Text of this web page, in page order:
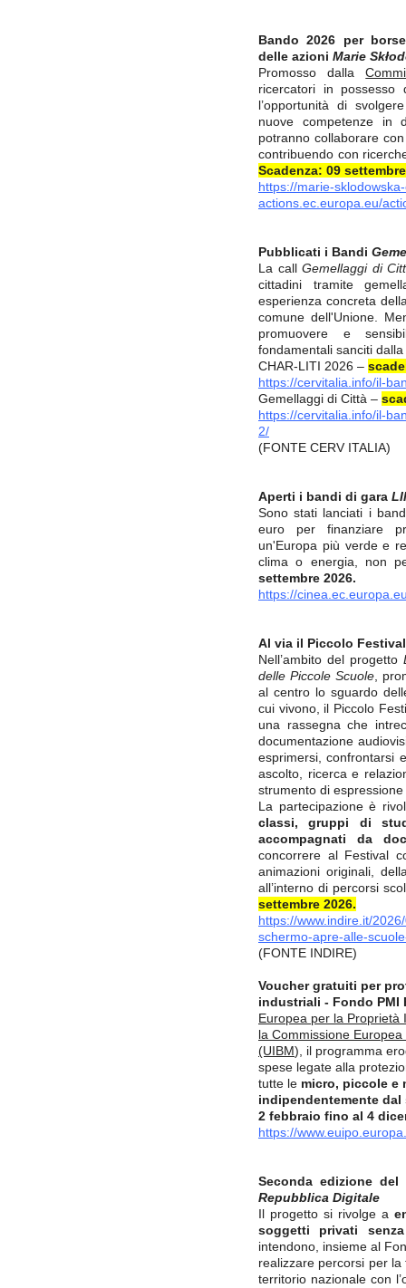
Bando 2026 per
delle azioni Marie
Promosso dalla
ricercatori in
l’opportunità di
nuove competenze in
potranno collaborare
contribuendo con
Scadenza: 09
https://marie-
actions.ec.europa.eu/
Pubblicati i Bandi
La callGemellaggi di
cittadini tramite
esperienza concreta
comune dell'Unione.
promuovere e
fondamentali sanciti
CHAR-LITI 2026 –
https://cervitalia.info/il-
Gemellaggi di Città –
https://cervitalia.info/il-
2/
(FONTE CERV ITALIA)
Aperti i bandi di gara
Sono stati lanciati i
euro per finanziare
un'Europa più verde e
clima o energia, non
settembre 2026.
https://
Al via il Piccolo
Nell’ambito del progetto
delle Piccole Scuole ,
al centro lo sguardo
cui vivono, il Piccolo
una rassegna che
documentazione
esprimersi, confrontarsi
ascolto, ricerca e
strumento di
La partecipazione è
classi, gruppi di
accompagnati da
concorrere al Festival
animazioni originali,
all’interno di percorsi
settembre 2026.
https://www.indire.it/
schermo-apre-alle-
(FONTE INDIRE)
Voucher gratuiti per
industriali - Fondo PMI
Europea per la Proprietà
la Commissione
(UIBM), il programma
spese legate alla
tutte le micro, piccole e
indipendentemente
2 febbraio fino al 4
https://
Seconda edizione
Repubblica Digitale
Il progetto si rivolge a
soggetti privati
intendono, insieme al
realizzare percorsi per la
territorio nazionale con